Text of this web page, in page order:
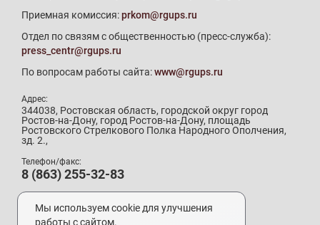
Приемная комиссия:prkom@rgups.ru
Отдел по связям с общественностью (пресс-служба):
press_centr@rgups.ru
По вопросам работы сайта:www@rgups.ru
Адрес:
344038, Ростовская область, городской округ город
Ростов-на-Дону, город Ростов-на-Дону, площадь
Ростовского Стрелкового Полка Народного Ополчения,
зд. 2.,
Телефон/факс:
8 (863) 255-32-83
Телефон приемной комиссии:
8 (800) 707-19-29
8 (863) 272-64-88
Мы используем cookie для улучшения
работы с сайтом.